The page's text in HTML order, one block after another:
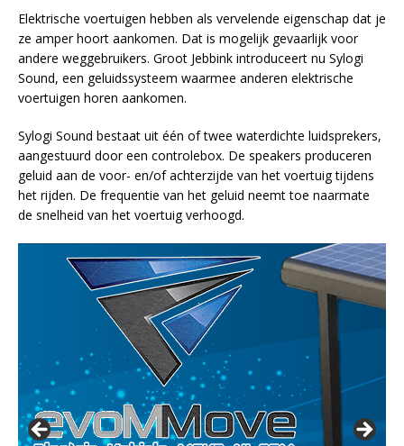
Elektrische voertuigen hebben als vervelende eigenschap dat je
ze amper hoort aankomen. Dat is mogelijk gevaarlijk voor
andere weggebruikers. Groot Jebbink introduceert nu Sylogi
Sound, een geluidssysteem waarmee anderen elektrische
voertuigen horen aankomen.
Sylogi Sound bestaat uit één of twee waterdichte luidsprekers,
aangestuurd door een controlebox. De speakers produceren
geluid aan de voor- en/of achterzijde van het voertuig tijdens
het rijden. De frequentie van het geluid neemt toe naarmate
de snelheid van het voertuig verhoogd.